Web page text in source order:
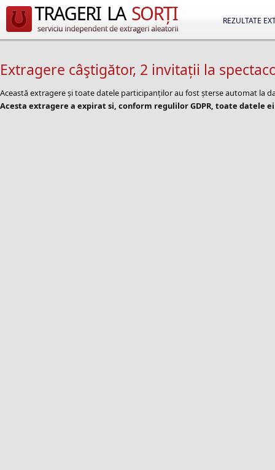
REZULTATE
Extragere câştigător, 2 invitații la
Această extragere și toate datele participanților au fost șterse automat la
Acesta extragere a expirat si, conform regulilor GDPR, toate datele